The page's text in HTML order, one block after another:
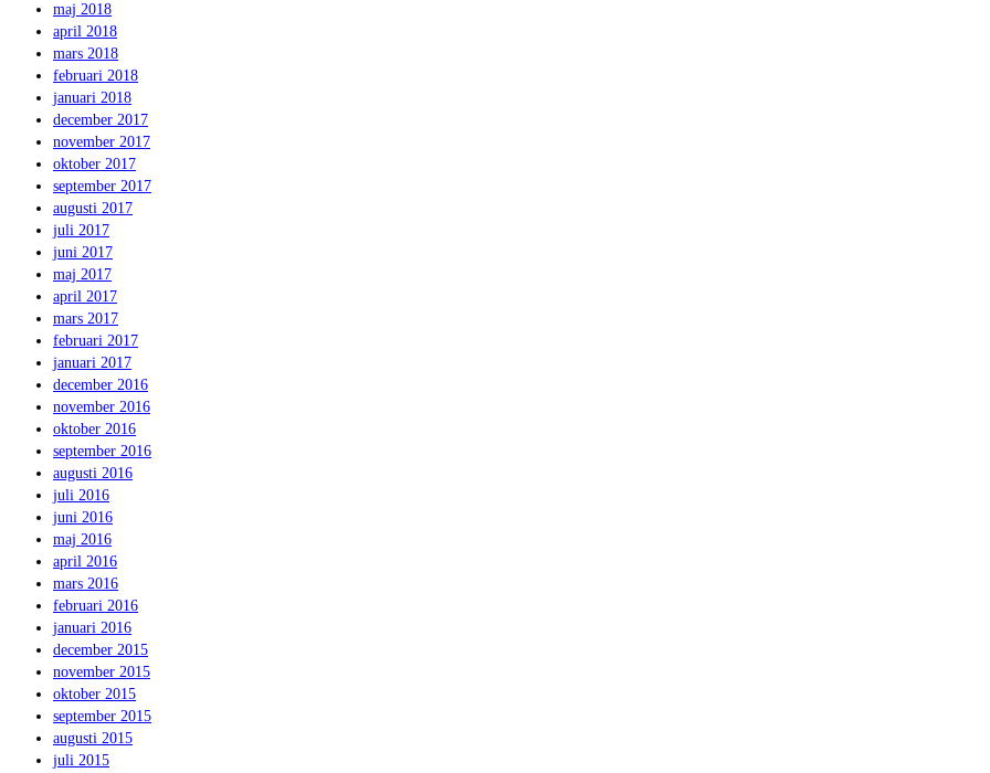
maj 2018
april 2018
mars 2018
februari 2018
januari 2018
december 2017
november 2017
oktober 2017
september 2017
augusti 2017
juli 2017
juni 2017
maj 2017
april 2017
mars 2017
februari 2017
januari 2017
december 2016
november 2016
oktober 2016
september 2016
augusti 2016
juli 2016
juni 2016
maj 2016
april 2016
mars 2016
februari 2016
januari 2016
december 2015
november 2015
oktober 2015
september 2015
augusti 2015
juli 2015